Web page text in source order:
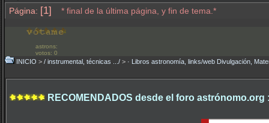
Página: [1] * final de la última página, y fin de tema.*
astrons:
votos: 0
INICIO > / instrumental, técnicas .../ > · Libros astronomía, links/web Divulgación,
RECOMENDADOS desde el foro astrónomo.org